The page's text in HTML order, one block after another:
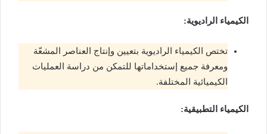
الكيمياء الراديوية:
تختص الكيمياء الراديوية بتعيين وإنتاج العناصر المشعّة
ومعرفة جميع إستخداماتها للتمكن من دراسة العمليات
الكيميائية المختلفة.
الكيمياء التطبيقية: